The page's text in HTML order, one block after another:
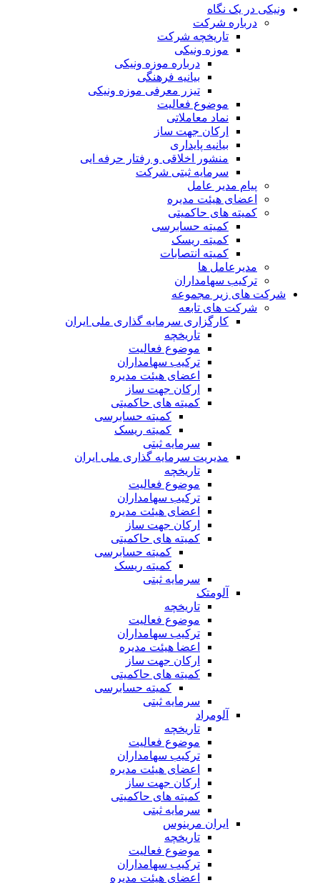
ونیکی در یک نگاه
درباره شرکت
تاریخچه شرکت
موزه ونیکی
درباره موزه ونیکی
بیانیه فرهنگی
تیزر معرفی موزه ونیکی
موضوع فعالیت
نماد معاملاتی
ارکان جهت ساز
بیانیه پایداری
منشور اخلاقی و رفتار حرفه ایی
سرمایه ثبتی شرکت
پیام مدیر عامل
اعضای هیئت مدیره
کمیته های حاکمیتی
کمیته حسابرسی
کمیته ریسک
کمیته انتصابات
مدیرعامل ها
ترکیب سهامداران
شرکت های زیر مجموعه
شرکت های تابعه
کارگزاری سرمایه گذاری ملی ایران
تاریخچه
موضوع فعالیت
ترکیب سهامداران
اعضای هیئت مدیره
ارکان جهت ساز
کمیته های حاکمیتی
کمیته حسابرسی
کمیته ریسک
سرمایه ثبتی
مدیریت سرمایه گذاری ملی ایران
تاریخچه
موضوع فعالیت
ترکیب سهامداران
اعضای هیئت مدیره
ارکان جهت ساز
کمیته های حاکمیتی
کمیته حسابرسی
کمیته ریسک
سرمایه ثبتی
آلومتک
تاریخچه
موضوع فعالیت
ترکیب سهامداران
اعضا هیئت مدیره
ارکان جهت ساز
کمیته های حاکمیتی
کمیته حسابرسی
سرمایه ثبتی
آلومراد
تاریخچه
موضوع فعالیت
ترکیب سهامداران
اعضای هیئت مدیره
ارکان جهت ساز
کمیته های حاکمیتی
سرمایه ثبتی
ایران مرینوس
تاریخچه
موضوع فعالیت
ترکیب سهامداران
اعضای هیئت مدیره